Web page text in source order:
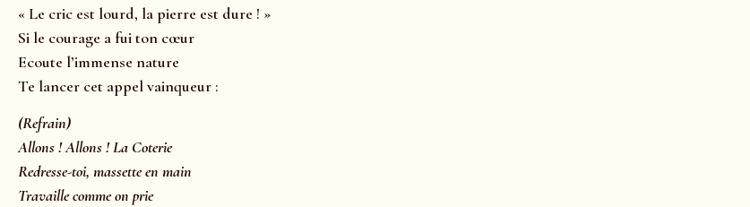
« Le cric est lourd, la pierre est dure ! »
Si le courage a fui ton cœur
Ecoute l’immense nature
Te lancer cet appel vainqueur :
(Refrain)
Allons ! Allons ! La Coterie
Redresse-toi, massette en main
Travaille comme on prie